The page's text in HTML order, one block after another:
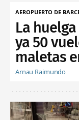
AEROPUERTO DE
La
ya 50
maletas
Arnau Raimundo